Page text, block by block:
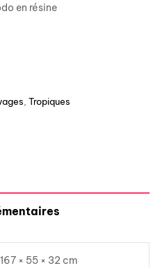
en résine
Tropiques
167 × 55 × 32 cm